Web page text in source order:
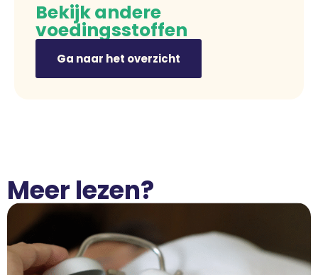
Bekijk andere
voedingsstoffen
Ga naar het overzicht
Meer lezen?